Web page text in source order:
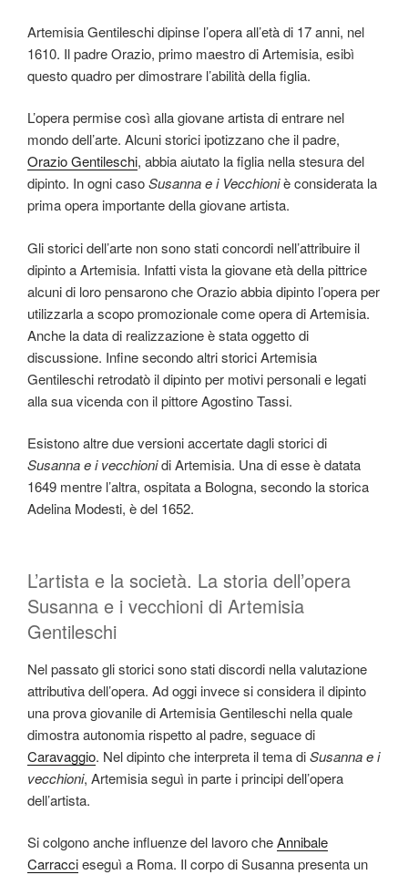
Artemisia Gentileschi dipinse l’opera all’età di 17 anni, nel
1610. Il padre Orazio, primo maestro di Artemisia, esibì
questo quadro per dimostrare l’abilità della figlia.
L’opera permise così alla giovane artista di entrare nel
mondo dell’arte. Alcuni storici ipotizzano che il padre,
Orazio Gentileschi, abbia aiutato la figlia nella stesura del
dipinto. In ogni casoSusanna e i Vecchioniè considerata la
prima opera importante della giovane artista.
Gli storici dell’arte non sono stati concordi nell’attribuire il
dipinto a Artemisia. Infatti vista la giovane età della pittrice
alcuni di loro pensarono che Orazio abbia dipinto l’opera per
utilizzarla a scopo promozionale come opera di Artemisia.
Anche la data di realizzazione è stata oggetto di
discussione. Infine secondo altri storici Artemisia
Gentileschi retrodatò il dipinto per motivi personali e legati
alla sua vicenda con il pittore Agostino Tassi.
Esistono altre due versioni accertate dagli storici di
Susanna e i vecchionidi Artemisia. Una di esse è datata
1649 mentre l’altra, ospitata a Bologna, secondo la storica
Adelina Modesti, è del 1652.
L’artista e la società. La storia dell’opera
Susanna e i vecchioni di Artemisia
Gentileschi
Nel passato gli storici sono stati discordi nella valutazione
attributiva dell’opera. Ad oggi invece si considera il dipinto
una prova giovanile di Artemisia Gentileschi nella quale
dimostra autonomia rispetto al padre, seguace di
Caravaggio. Nel dipinto che interpreta il tema diSusanna e i
vecchioni, Artemisia seguì in parte i principi dell’opera
dell’artista.
Si colgono anche influenze del lavoro cheAnnibale
Carraccieseguì a Roma. Il corpo di Susanna presenta un